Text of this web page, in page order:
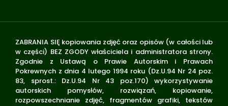
ZABRANIA SIĘ kopiowania zdjęć oraz opisów (w całości lub
w części) BEZ ZGODY właściciela i administratora strony.
Zgodnie z Ustawą o Prawie Autorskim i Prawach
Pokrewnych z dnia 4 lutego 1994 roku (Dz.U.94 Nr 24 poz.
83, sprost.: Dz.U.94 Nr 43 poz.170) wykorzystywanie
autorskich pomysłów, rozwiązań, kopiowanie,
rozpowszechnianie zdjęć, fragmentów grafiki, tekstów